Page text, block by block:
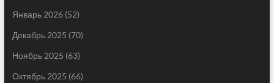
Январь 2026(52)
Декабрь 2025 (70)
Ноябрь 2025 (63)
Октябрь 2025 (66)